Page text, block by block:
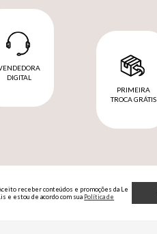
DIGITAL
PRIMEIRA
TROCA GRÁTIS
receber conteúdos e promoções da Le
e estou de acordo com sua Política de